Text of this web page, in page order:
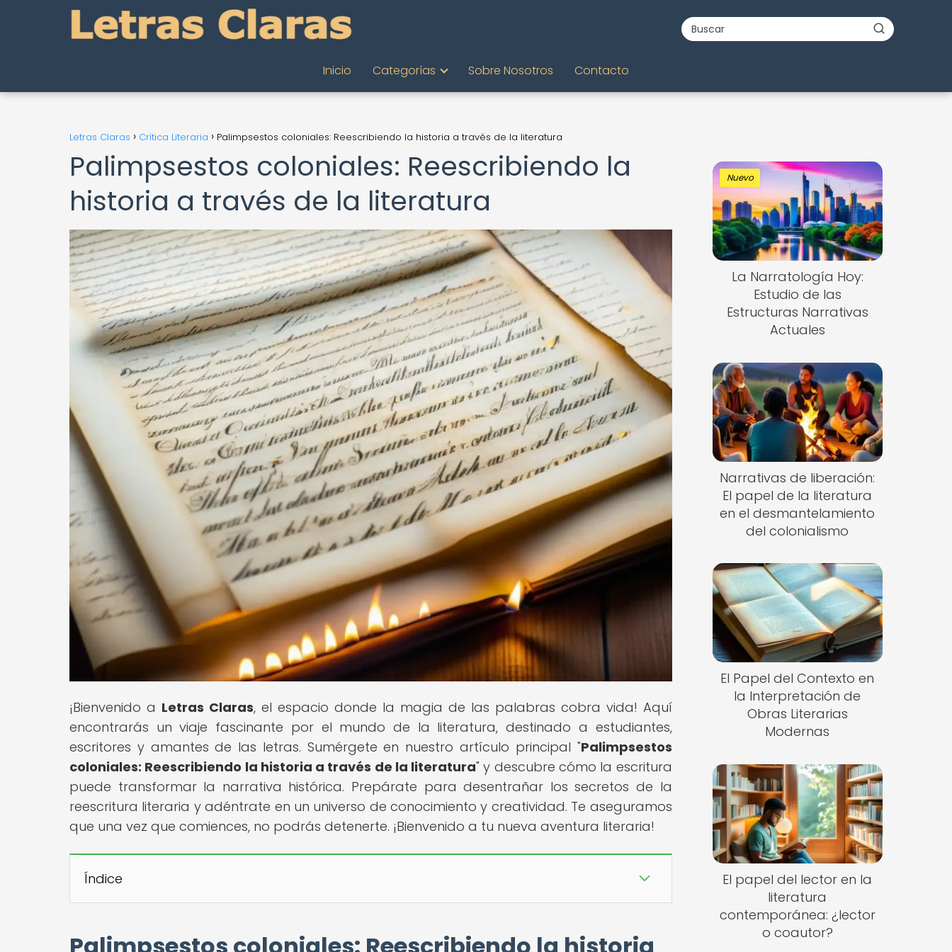
Inicio Categorías Sobre Nosotros Contacto
Letras Claras Crítica Literaria Palimpsestos coloniales: Reescribiendo la historia a través de la literatura
Palimpsestos coloniales: Reescribiendo la
historia a través de la literatura
¡Bienvenido a Letras Claras, el espacio donde la magia de las palabras cobra vida! Aquí
encontrarás un viaje fascinante por el mundo de la literatura, destinado a estudiantes,
escritores y amantes de las letras. Sumérgete en nuestro artículo principal "Palimpsestos
coloniales: Reescribiendo la historia a través de la literatura" y descubre cómo la escritura
puede transformar la narrativa histórica. Prepárate para desentrañar los secretos de la
reescritura literaria y adéntrate en un universo de conocimiento y creatividad. Te aseguramos
que una vez que comiences, no podrás detenerte. ¡Bienvenido a tu nueva aventura literaria!
Índice
Nuevo
La Narratología Hoy:
Estudio de las
Estructuras Narrativas
Actuales
Narrativas de liberación:
El papel de la literatura
en el desmantelamiento
del colonialismo
El Papel del Contexto en
la Interpretación de
Obras Literarias
Modernas
El papel del lector en la
literatura
contemporánea: ¿lector
o coautor?